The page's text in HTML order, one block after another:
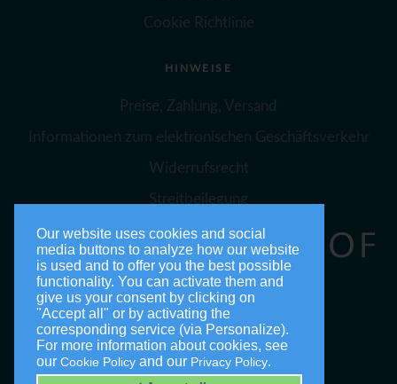
Cookie Richtlinie
HINWEISE
Preise, Zahlung, Versand
Informationen zum elektronischen Geschäftsverkehr
Widerrufsrecht
Streitbeilegung
Our website uses cookies and social
media buttons to analyze how our website
is used and to offer you the best possible
functionality. You can activate them and
give us your consent by clicking on
"Accept all" or by activating the
corresponding service (via Personalize).
For more information about cookies, see
our Cookie Policy and our Privacy Policy.